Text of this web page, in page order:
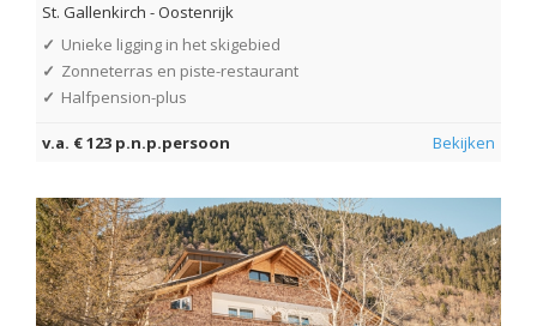
St. Gallenkirch -Oostenrijk
✓ Unieke ligging in het skigebied
✓ Zonneterras en piste-restaurant
✓ Halfpension-plus
v.a. € 123 p.n.p.persoon Bekijken